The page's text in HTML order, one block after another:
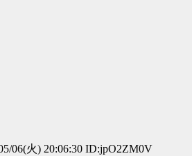
06(火) 20:06:30 ID:jpO2ZM0V